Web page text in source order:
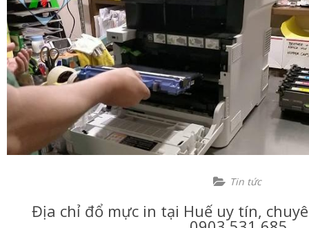
Tin tức
Địa chỉ đổ mực in tại Huế uy tín,